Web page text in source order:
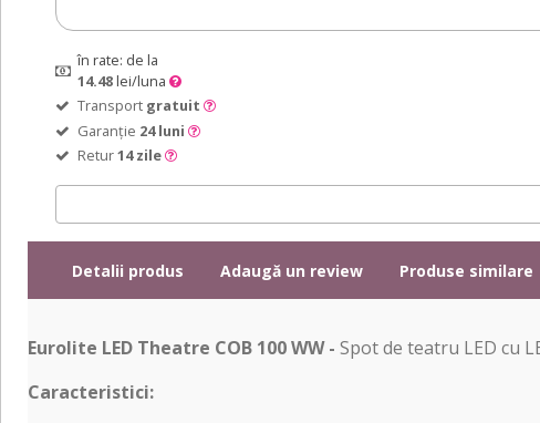
în rate: de la
14.48lei/luna
Transport gratuit
Garanție 24 luni
Retur14 zile
Detalii produs Adaugă un review Produse similare
Eurolite LED Theatre COB 100 WW - Spot de teatru LED cu
Caracteristici: